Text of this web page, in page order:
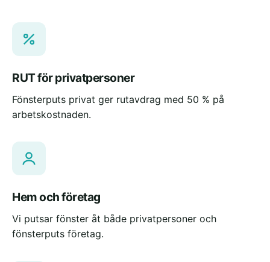
RUT för privatpersoner
Fönsterputs privat ger rutavdrag med 50 % på
arbetskostnaden.
Hem och företag
Vi putsar fönster åt både privatpersoner och
fönsterputs företag.